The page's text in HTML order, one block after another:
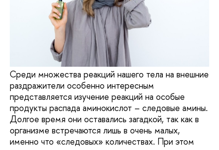
Среди множества реакций нашего тела на внешние
раздражители особенно интересным
представляется изучение реакций на особые
продукты распада аминокислот – следовые амины.
Долгое время они оставались загадкой, так как в
организме встречаются лишь в очень малых,
именно что «следовых» количествах. При этом